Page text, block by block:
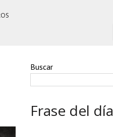
Buscar
Frase del día